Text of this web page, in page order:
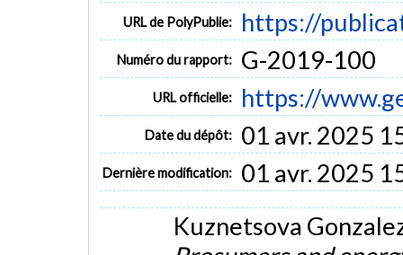
URL de PolyPublie: https://
Numéro du rapport: G-2019-100
URL officielle: https://
Date du dépôt: 01 avr. 2025
Dernière modification: 01 avr. 2025
Kuznetsova